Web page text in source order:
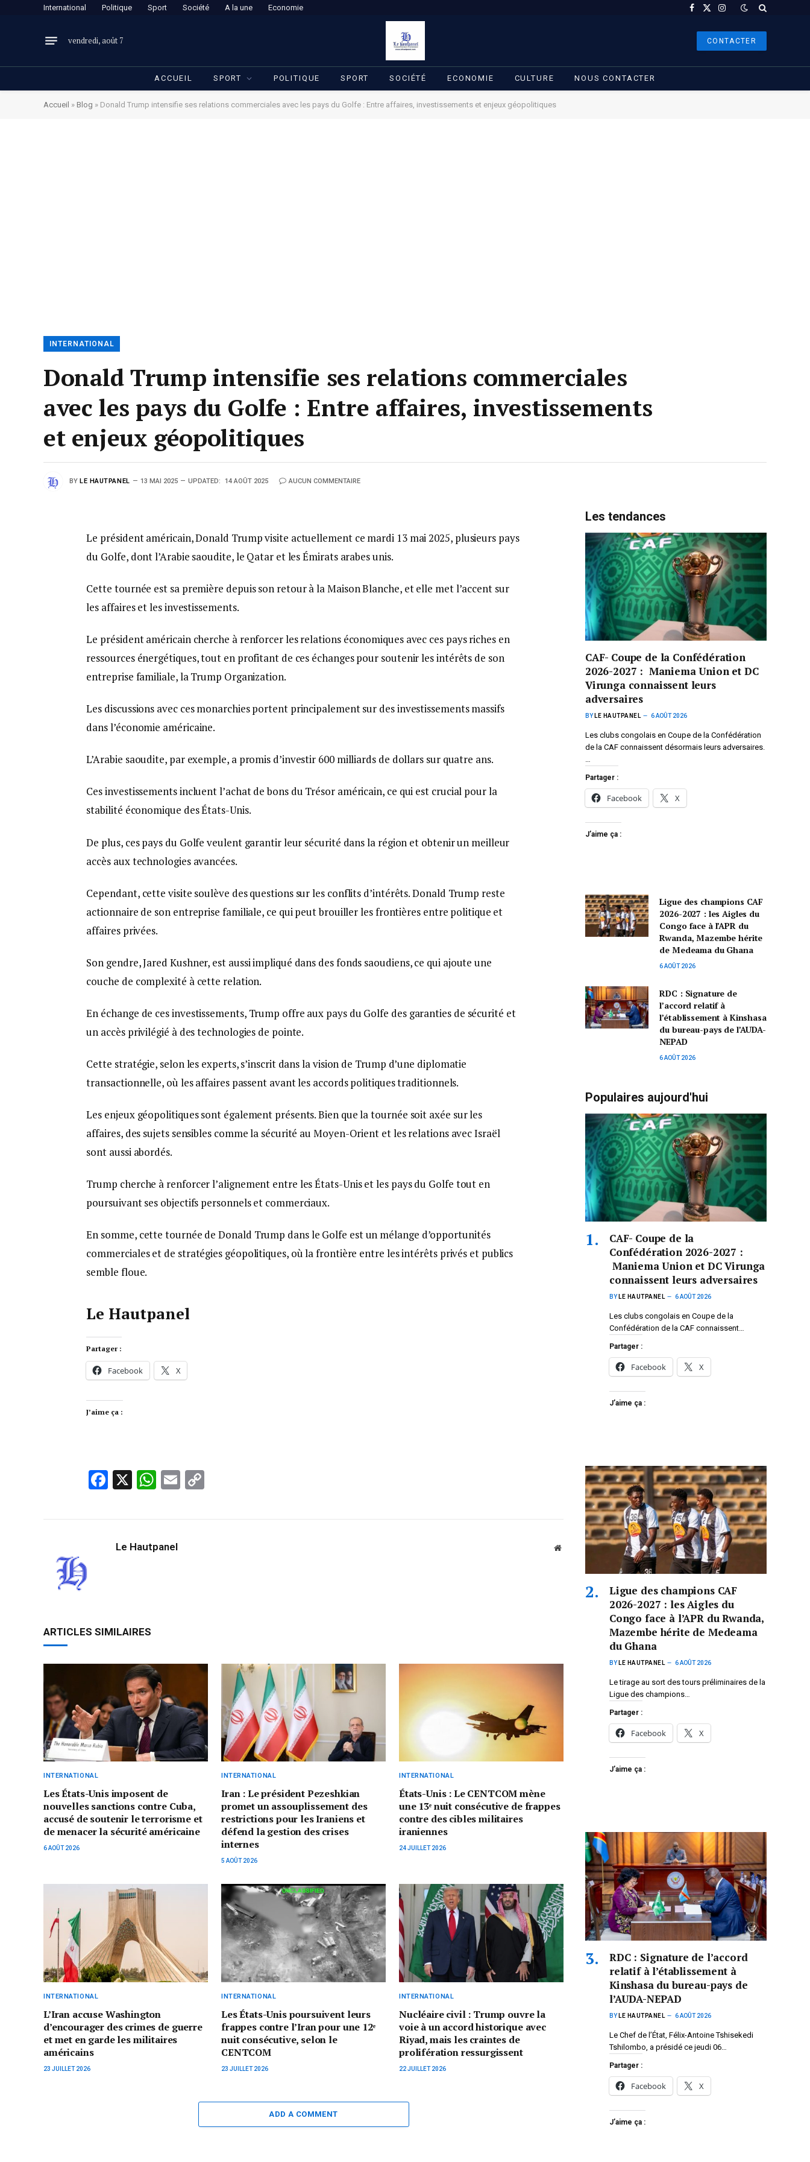
International Politique Sport Société A la une Economie Facebook
X
Instagram
vendredi, août 7 CONTACTER
ACCUEIL SPORT POLITIQUE SPORT SOCIÉTÉ ECONOMIE CULTURE NOUS CONTACTER
Accueil » Blog » Donald Trump intensifie ses relations commerciales avec les pays du Golfe : Entre affaires, investissements et enjeux géopolitiques
INTERNATIONAL
Donald Trump intensifie ses relations commerciales
avec les pays du Golfe : Entre affaires, investissements
et enjeux géopolitiques
BY LE HAUTPANEL 13 MAI 2025 UPDATED: 14 AOÛT 2025 AUCUN COMMENTAIRE
Le président américain, Donald Trump visite actuellement ce mardi 13 mai 2025, plusieurs pays
du Golfe, dont l’Arabie saoudite, le Qatar et les Émirats arabes unis.
Cette tournée est sa première depuis son retour à la Maison Blanche, et elle met l’accent sur
les affaires et les investissements.
Le président américain cherche à renforcer les relations économiques avec ces pays riches en
ressources énergétiques, tout en profitant de ces échanges pour soutenir les intérêts de son
entreprise familiale, la Trump Organization.
Les discussions avec ces monarchies portent principalement sur des investissements massifs
dans l’économie américaine.
L’Arabie saoudite, par exemple, a promis d’investir 600 milliards de dollars sur quatre ans.
Ces investissements incluent l’achat de bons du Trésor américain, ce qui est crucial pour la
stabilité économique des États-Unis.
De plus, ces pays du Golfe veulent garantir leur sécurité dans la région et obtenir un meilleur
accès aux technologies avancées.
Cependant, cette visite soulève des questions sur les conflits d’intérêts. Donald Trump reste
actionnaire de son entreprise familiale, ce qui peut brouiller les frontières entre politique et
affaires privées.
Son gendre, Jared Kushner, est aussi impliqué dans des fonds saoudiens, ce qui ajoute une
couche de complexité à cette relation.
En échange de ces investissements, Trump offre aux pays du Golfe des garanties de sécurité et
un accès privilégié à des technologies de pointe.
Cette stratégie, selon les experts, s’inscrit dans la vision de Trump d’une diplomatie
transactionnelle, où les affaires passent avant les accords politiques traditionnels.
Les enjeux géopolitiques sont également présents. Bien que la tournée soit axée sur les
affaires, des sujets sensibles comme la sécurité au Moyen-Orient et les relations avec Israël
sont aussi abordés.
Trump cherche à renforcer l’alignement entre les États-Unis et les pays du Golfe tout en
poursuivant ses objectifs personnels et commerciaux.
En somme, cette tournée de Donald Trump dans le Golfe est un mélange d’opportunités
commerciales et de stratégies géopolitiques, où la frontière entre les intérêts privés et publics
semble floue.
Le Hautpanel
Partager :
Facebook X
J’aime ça :
Facebook
X WhatsApp
Email
Le Hautpanel Website
ARTICLES SIMILAIRES
INTERNATIONAL
Les États-Unis imposent de
nouvelles sanctions contre Cuba,
accusé de soutenir le terrorisme et
de menacer la sécurité américaine
6 AOÛT 2026
INTERNATIONAL
Iran : Le président Pezeshkian
promet un assouplissement des
restrictions pour les Iraniens et
défend la gestion des crises
internes
5 AOÛT 2026
INTERNATIONAL
États-Unis : Le CENTCOM mène
une 13ᵉ nuit consécutive de frappes
contre des cibles militaires
iraniennes
24 JUILLET 2026
INTERNATIONAL
L’Iran accuse Washington
d’encourager des crimes de guerre
et met en garde les militaires
américains
23 JUILLET 2026
INTERNATIONAL
Les États-Unis poursuivent leurs
frappes contre l’Iran pour une 12ᵉ
nuit consécutive, selon le
CENTCOM
23 JUILLET 2026
INTERNATIONAL
Nucléaire civil : Trump ouvre la
voie à un accord historique avec
Riyad, mais les craintes de
prolifération ressurgissent
22 JUILLET 2026
ADD A COMMENT
Les tendances
CAF- Coupe de la Confédération
2026-2027 : Maniema Union et DC
Virunga connaissent leurs
adversaires
BY LE HAUTPANEL 6 AOÛT 2026
Les clubs congolais en Coupe de la Confédération
de la CAF connaissent désormais leurs adversaires.
…
Partager :
Facebook X
J’aime ça :
Ligue des champions CAF
2026-2027 : les Aigles du
Congo face à l’APR du
Rwanda, Mazembe hérite
de Medeama du Ghana
6 AOÛT 2026
RDC : Signature de
l’accord relatif à
l’établissement à Kinshasa
du bureau-pays de l’AUDA-
NEPAD
6 AOÛT 2026
Populaires aujourd'hui
CAF- Coupe de la
Confédération 2026-2027 :
Maniema Union et DC Virunga
connaissent leurs adversaires
BY LE HAUTPANEL 6 AOÛT 2026
Les clubs congolais en Coupe de la
Confédération de la CAF connaissent…
Partager :
Facebook X
J’aime ça :
Ligue des champions CAF
2026-2027 : les Aigles du
Congo face à l’APR du Rwanda,
Mazembe hérite de Medeama
du Ghana
BY LE HAUTPANEL 6 AOÛT 2026
Le tirage au sort des tours préliminaires de la
Ligue des champions…
Partager :
Facebook X
J’aime ça :
RDC : Signature de l’accord
relatif à l’établissement à
Kinshasa du bureau-pays de
l’AUDA-NEPAD
BY LE HAUTPANEL 6 AOÛT 2026
Le Chef de l’État, Félix-Antoine Tshisekedi
Tshilombo, a présidé ce jeudi 06…
Partager :
Facebook X
J’aime ça :